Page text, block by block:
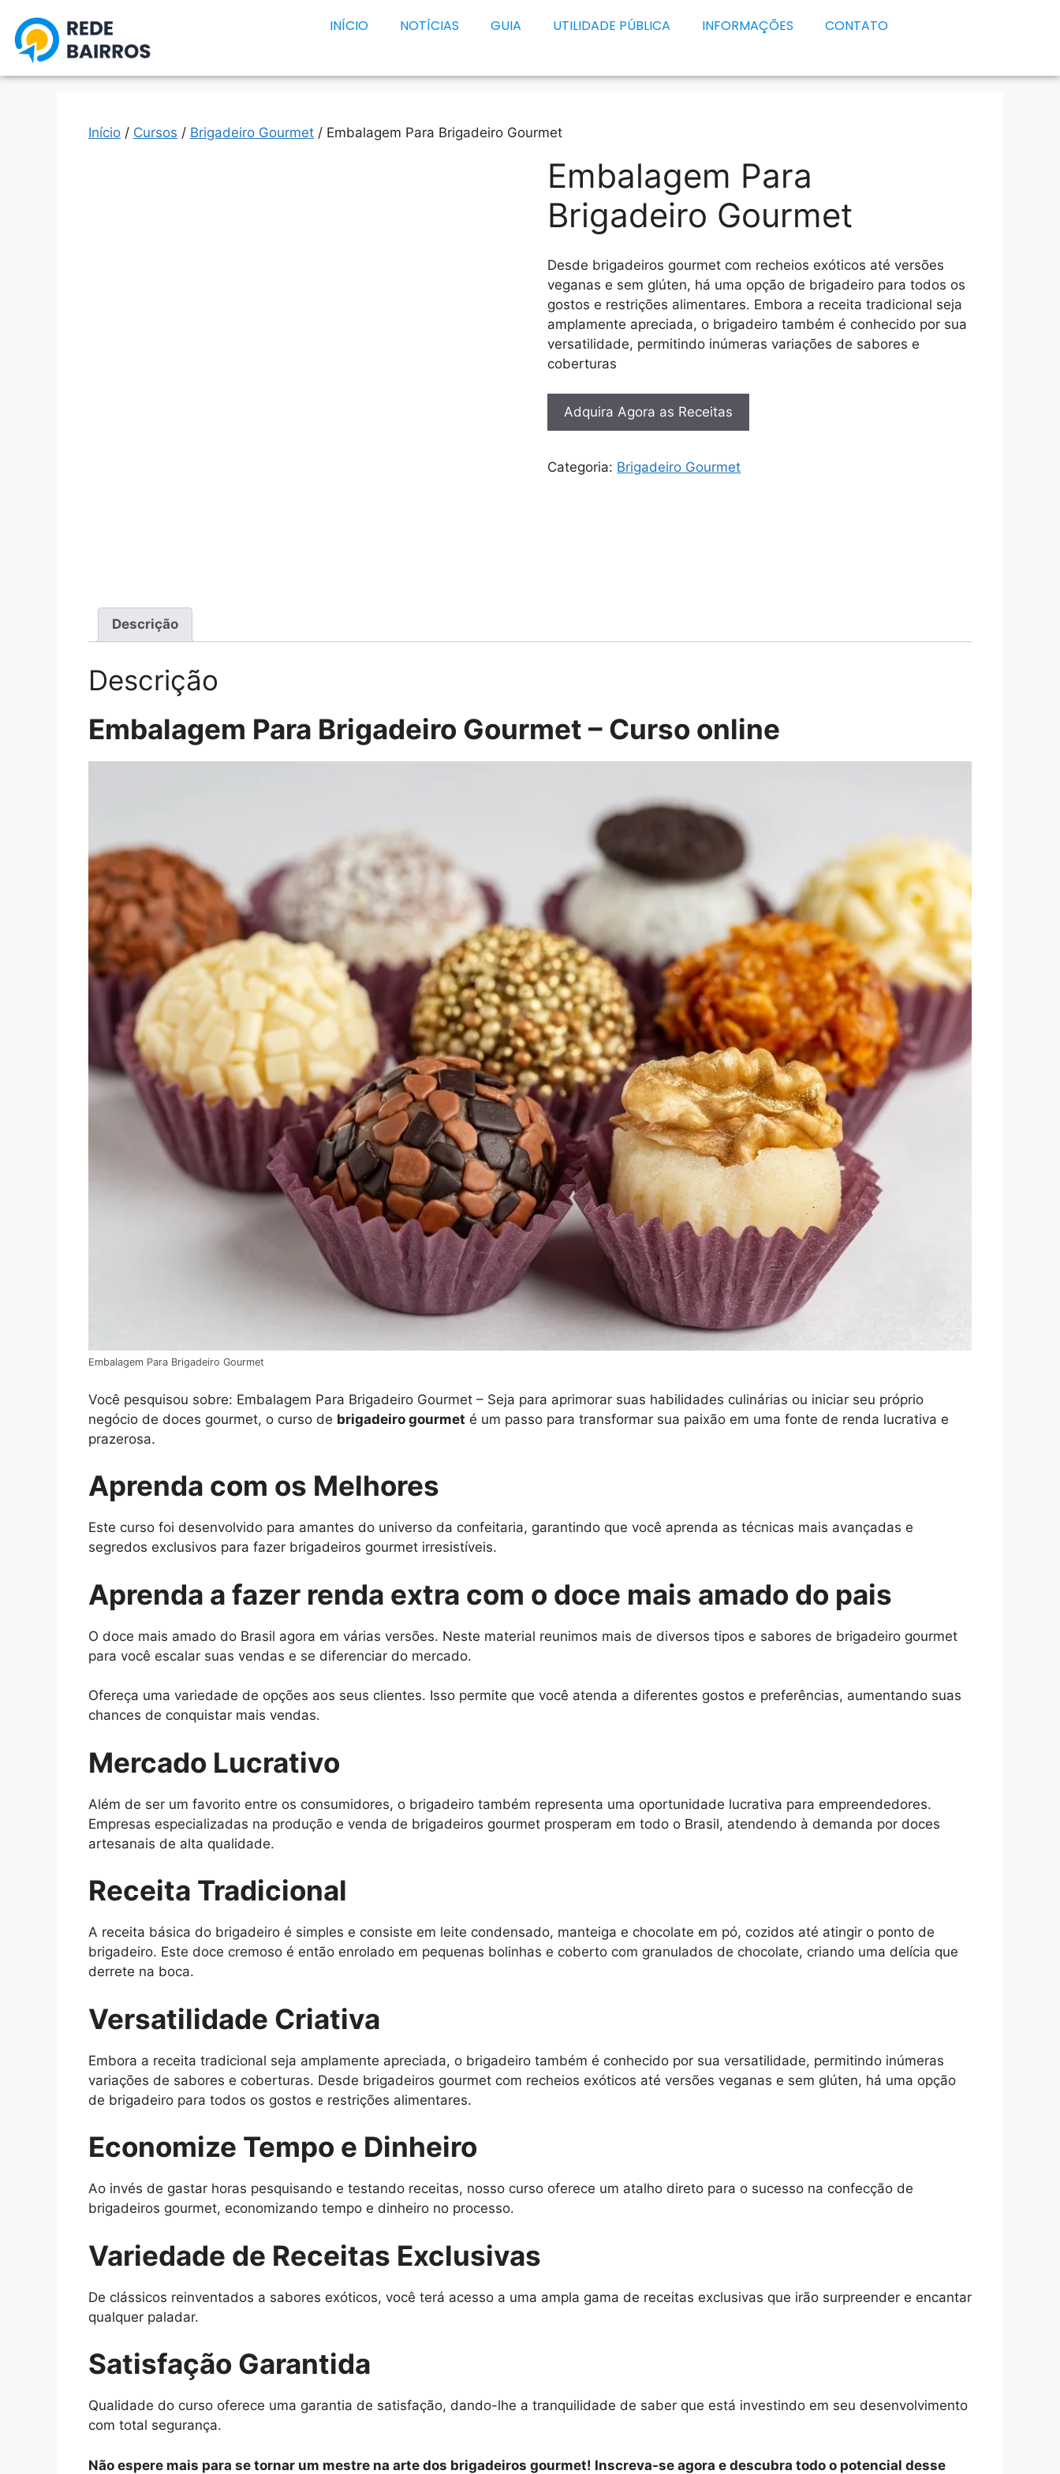
INÍCIO NOTÍCIAS GUIA UTILIDADE PÚBLICA INFORMAÇÕES CONTATO
Início / Cursos / Brigadeiro Gourmet / Embalagem Para Brigadeiro Gourmet
Embalagem Para
Brigadeiro Gourmet
Desde brigadeiros gourmet com recheios exóticos até versões
veganas e sem glúten, há uma opção de brigadeiro para todos os
gostos e restrições alimentares. Embora a receita tradicional seja
amplamente apreciada, o brigadeiro também é conhecido por sua
versatilidade, permitindo inúmeras variações de sabores e
coberturas
Adquira Agora as Receitas
Categoria: Brigadeiro Gourmet
Descrição
Descrição
Embalagem Para Brigadeiro Gourmet – Curso online
Embalagem Para Brigadeiro Gourmet
Você pesquisou sobre: Embalagem Para Brigadeiro Gourmet – Seja para aprimorar suas habilidades culinárias ou iniciar seu próprio
negócio de doces gourmet, o curso de brigadeiro gourmet é um passo para transformar sua paixão em uma fonte de renda lucrativa e
prazerosa.
Aprenda com os Melhores
Este curso foi desenvolvido para amantes do universo da confeitaria, garantindo que você aprenda as técnicas mais avançadas e
segredos exclusivos para fazer brigadeiros gourmet irresistíveis.
Aprenda a fazer renda extra com o doce mais amado do pais
O doce mais amado do Brasil agora em várias versões. Neste material reunimos mais de diversos tipos e sabores de brigadeiro gourmet
para você escalar suas vendas e se diferenciar do mercado.
Ofereça uma variedade de opções aos seus clientes. Isso permite que você atenda a diferentes gostos e preferências, aumentando suas
chances de conquistar mais vendas.
Mercado Lucrativo
Além de ser um favorito entre os consumidores, o brigadeiro também representa uma oportunidade lucrativa para empreendedores.
Empresas especializadas na produção e venda de brigadeiros gourmet prosperam em todo o Brasil, atendendo à demanda por doces
artesanais de alta qualidade.
Receita Tradicional
A receita básica do brigadeiro é simples e consiste em leite condensado, manteiga e chocolate em pó, cozidos até atingir o ponto de
brigadeiro. Este doce cremoso é então enrolado em pequenas bolinhas e coberto com granulados de chocolate, criando uma delícia que
derrete na boca.
Versatilidade Criativa
Embora a receita tradicional seja amplamente apreciada, o brigadeiro também é conhecido por sua versatilidade, permitindo inúmeras
variações de sabores e coberturas. Desde brigadeiros gourmet com recheios exóticos até versões veganas e sem glúten, há uma opção
de brigadeiro para todos os gostos e restrições alimentares.
Economize Tempo e Dinheiro
Ao invés de gastar horas pesquisando e testando receitas, nosso curso oferece um atalho direto para o sucesso na confecção de
brigadeiros gourmet, economizando tempo e dinheiro no processo.
Variedade de Receitas Exclusivas
De clássicos reinventados a sabores exóticos, você terá acesso a uma ampla gama de receitas exclusivas que irão surpreender e encantar
qualquer paladar.
Satisfação Garantida
Qualidade do curso oferece uma garantia de satisfação, dando-lhe a tranquilidade de saber que está investindo em seu desenvolvimento
com total segurança.
Não espere mais para se tornar um mestre na arte dos brigadeiros gourmet! Inscreva-se agora e descubra todo o potencial desse